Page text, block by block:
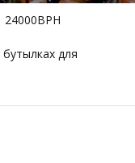
24000BPH
для